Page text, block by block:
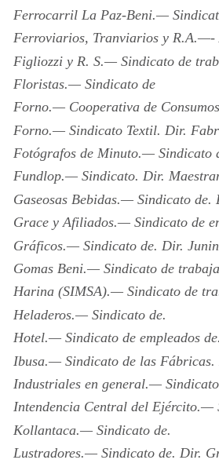
Ferrocarril La Paz-Beni.—
Ferroviarios, Tranviarios y R.A.—-
Figliozzi y R. S.— Sindicato de
Floristas.— Sindicato de
Forno.— Cooperativa de
Forno.— Sindicato Textil. Dir.
Fotógrafos de Minuto.— Sindicato
Fundlop.— Sindicato. Dir.
Gaseosas Bebidas.— Sindicato
Grace y Afiliados.— Sindicato de
Gráficos.— Sindicato de. Dir.
Gomas Beni.— Sindicato de
Harina (SIMSA).— Sindicato de
Heladeros.— Sindicato de.
Hotel.— Sindicato de empleados
Ibusa.— Sindicato de las
Industriales en general.—
Intendencia Central del Ejército.—
Kollantaca.— Sindicato de.
Lustradores.— Sindicato de. Dir.